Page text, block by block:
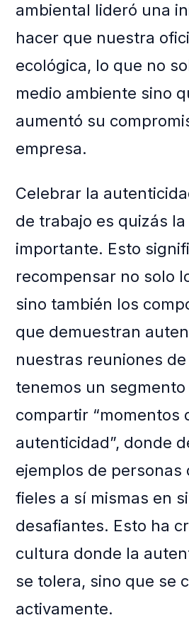
ambiental lideró una
hacer que nuestra
ecológica, lo que no
medio ambiente sino
aumentó su
empresa.
Celebrar la
de trabajo es quizás
importante. Esto
recompensar no solo
sino también los
que demuestran
nuestras reuniones
tenemos un segmento
compartir “momentos
autenticidad”, donde
ejemplos de personas
fieles a sí mismas en
desafiantes. Esto ha
cultura donde la
se tolera, sino que se
activamente.